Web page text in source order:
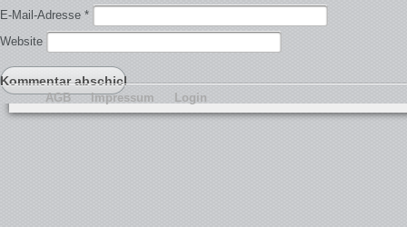
E-Mail-Adresse *
Website
AGB Impressum Login